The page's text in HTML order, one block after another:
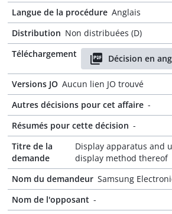
Langue de la procédure Anglais
Distribution Non distribuées (D)
Téléchargement
Décision en
Versions JO Aucun lien JO trouvé
Autres décisions pour cet affaire -
Résumés pour cette décision -
Titre de la
demande
Display apparatus and
display method thereof
Nom du demandeur Samsung
Nom de l'opposant -